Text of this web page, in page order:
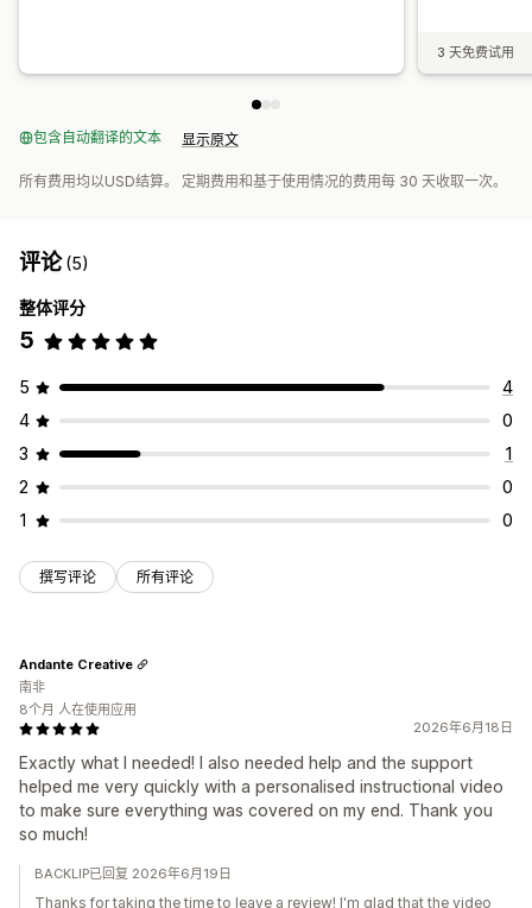
3 天免费试用
包含自动翻译的文本 显示原文
所有费用均以USD结算。 定期费用和基于使用情况的费用每 30 天收取一次。
评论(5)
整体评分
5
5
4
4
0
3
1
2
0
1
0
撰写评论 所有评论
2026年6月18日
Exactly what I needed! I also needed help and the support
helped me very quickly with a personalised instructional video
to make sure everything was covered on my end. Thank you
so much!
Andante Creative
南非
8个月 人在使用应用
BACKLIP已回复 2026年6月19日
Thanks for taking the time to leave a review! I'm glad that the video